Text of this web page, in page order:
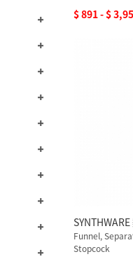
$ 891 - $
Funnel,
Stopcock